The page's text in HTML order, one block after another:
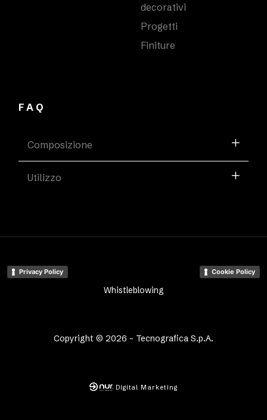
decorativi
Progetti
Finiture
FAQ
Composizione
Utilizzo
Copyright © 2026 - Tecnografica S.p.A.
Privacy Policy Cookie Policy
Whistleblowing
Digital Marketing